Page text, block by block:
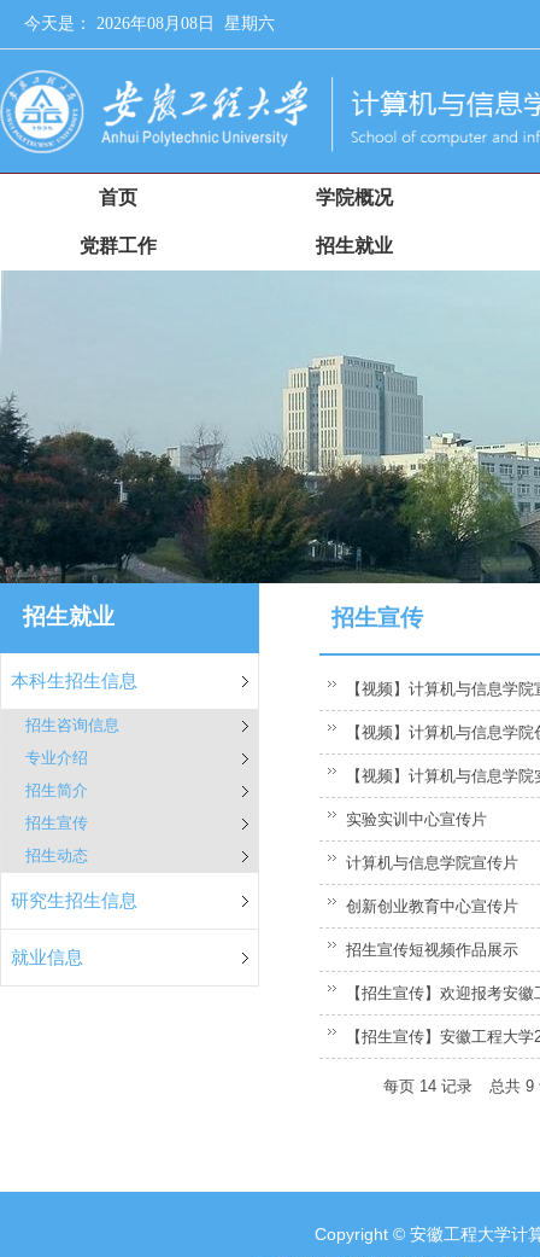
今天是： 2026年08月08日 星期六
首页 学院概况
党群工作 招生就业
招生就业
本科生招生信息
招生咨询信息
专业介绍
招生简介
招生宣传
招生动态
研究生招生信息
就业信息
招生宣传
【视频】计算机与信息学院
【视频】计算机与信息学
【视频】计算机与信息学
实验实训中心宣传片
计算机与信息学院宣传片
创新创业教育中心宣传片
招生宣传短视频作品展示
【招生宣传】欢迎报考安
【招生宣传】安徽工程大
每页 14 记录 总共 9
Copyright © 安徽工程大学计